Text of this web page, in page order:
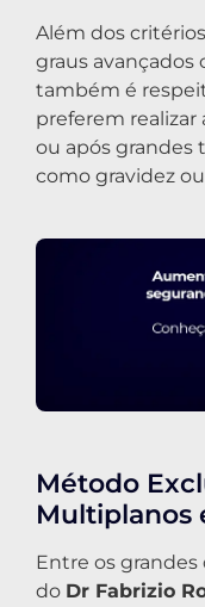
Além dos
graus avançados
também é
preferem realizar
ou após grandes
como gravidez
Método
Multiplanos
Entre os
do Dr Fabrizio